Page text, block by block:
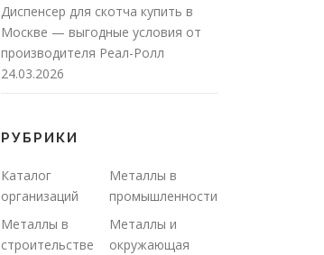
Диспенсер для скотча купить в
Москве — выгодные условия от
производителя Реал-Ролл
24.03.2026
РУБРИКИ
Каталог
организаций
Металлы в
промышленности
Металлы в
строительстве
Металлы и
окружающая